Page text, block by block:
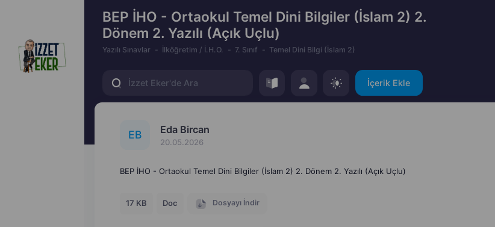
BEP İHO - Ortaokul Temel Dini Bilgiler (İslam 2) 2.
Dönem 2. Yazılı (Açık Uçlu)
Yazılı Sınavlar İlköğretim / İ.H.O. 7. Sınıf Temel Dini Bilgi (İslam 2)
İçerik Ekle
EB Eda Bircan
20.05.2026
BEP İHO - Ortaokul Temel Dini Bilgiler (İslam 2) 2. Dönem 2. Yazılı (Açık Uçlu)
17 KB Doc Dosyayı İndir